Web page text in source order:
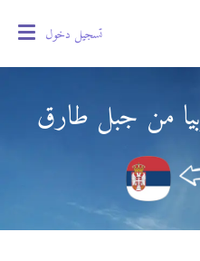
تسجيل دخول
من جبل طارق